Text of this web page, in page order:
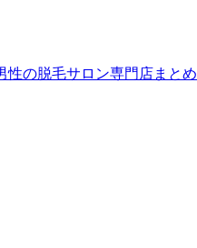
性の脱毛サロン専門店まとめ